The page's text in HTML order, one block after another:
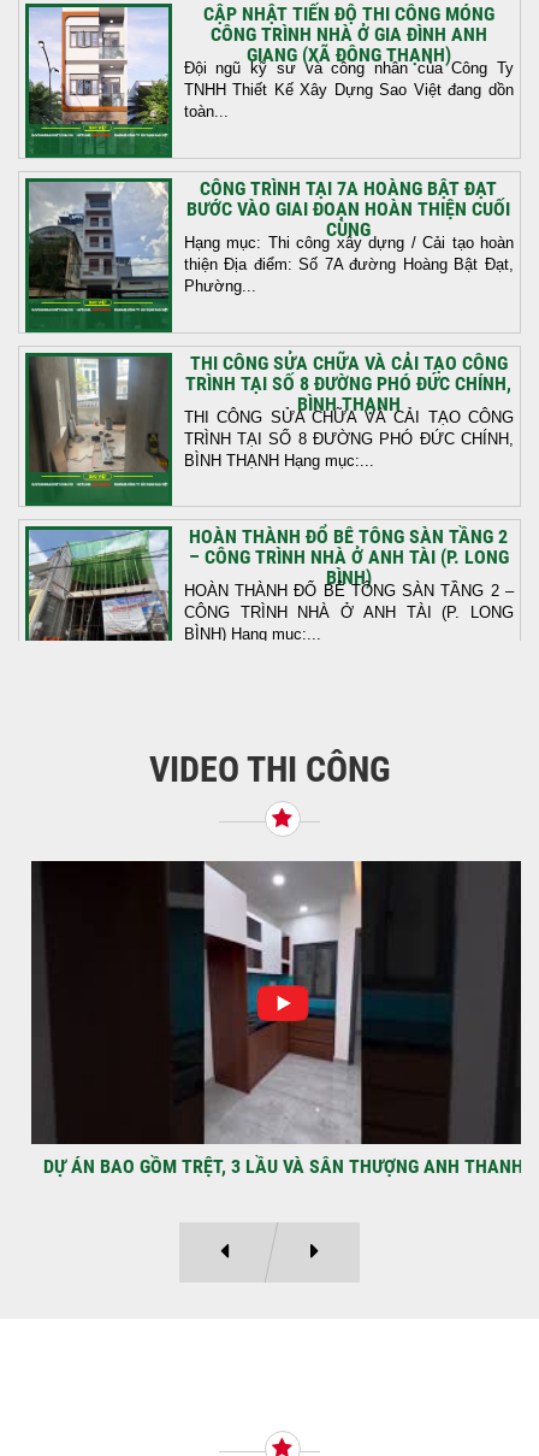
CẬP NHẬT TIẾN ĐỘ THI CÔNG MÓNG
CÔNG TRÌNH NHÀ Ở GIA ĐÌNH ANH
GIANG (XÃ ĐÔNG THẠNH)
Đội ngũ kỹ sư và công nhân của Công Ty
TNHH Thiết Kế Xây Dựng Sao Việt đang dồn
toàn...
CÔNG TRÌNH TẠI 7A HOÀNG BẬT ĐẠT
BƯỚC VÀO GIAI ĐOẠN HOÀN THIỆN CUỐI
CÙNG
Hạng mục: Thi công xây dựng / Cải tạo hoàn
thiện Địa điểm: Số 7A đường Hoàng Bật Đạt,
Phường...
THI CÔNG SỬA CHỮA VÀ CẢI TẠO CÔNG
TRÌNH TẠI SỐ 8 ĐƯỜNG PHÓ ĐỨC CHÍNH,
BÌNH THẠNH
THI CÔNG SỬA CHỮA VÀ CẢI TẠO CÔNG
TRÌNH TẠI SỐ 8 ĐƯỜNG PHÓ ĐỨC CHÍNH,
BÌNH THẠNH Hạng mục:...
HOÀN THÀNH ĐỔ BÊ TÔNG SÀN TẦNG 2
– CÔNG TRÌNH NHÀ Ở ANH TÀI (P. LONG
BÌNH)
HOÀN THÀNH ĐỔ BÊ TÔNG SÀN TẦNG 2 –
CÔNG TRÌNH NHÀ Ở ANH TÀI (P. LONG
BÌNH) Hạng mục:...
Tiếp nối sự tin tưởng từ quý khách hàng, vừa
qua Công Ty TNHH Thiết Kế Xây Dựng Sao
NHẬN CHÌA KHÓA – TRAO TỔ ẤM MỚI
TẠI PHƯỜNG AN LẠC
Địa điểm: Đường Lâm Hoành, phường An
LạcGia chủ: Anh Kỳ Xây Dựng Sao Việt chính
thức hoàn tất và...
VIDEO THI CÔNG
DỰ ÁN BAO GỒM TRỆT, 3 LẦU VÀ SÂN THƯỢNG ANH THANH